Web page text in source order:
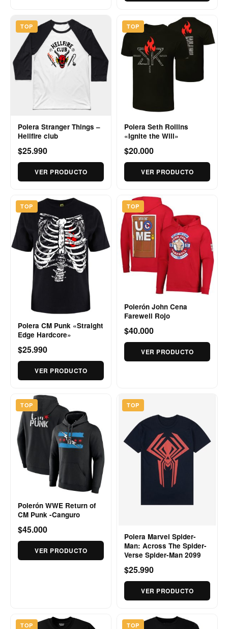
TOP
Polera Stranger Things –
Hellfire club
$25.990
VER PRODUCTO
TOP
Polera Seth Rollins
«Ignite the Will»
$20.000
VER PRODUCTO
TOP
Polera CM Punk «Straight
Edge Hardcore»
$25.990
VER PRODUCTO
TOP
Polerón John Cena
Farewell Rojo
$40.000
VER PRODUCTO
TOP
Polerón WWE Return of
CM Punk -Canguro
$45.000
VER PRODUCTO
TOP
Polera Marvel Spider-
Man: Across The Spider-
Verse Spider-Man 2099
$25.990
VER PRODUCTO
TOP TOP